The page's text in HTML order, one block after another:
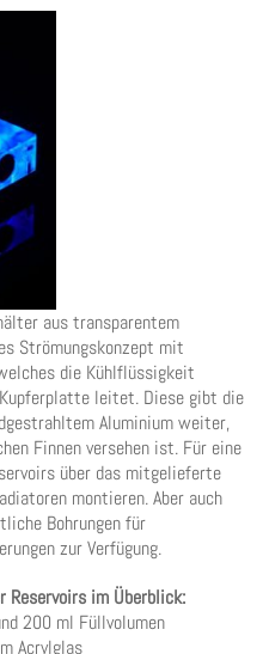
aus transparentem
Strömungskonzept mit
die Kühlflüssigkeit
leitet. Diese gibt die
Aluminium weiter,
Finnen versehen ist. Für eine
über das mitgelieferte
montieren. Aber auch
Bohrungen für
zur Verfügung.
Reservoirs im Überblick:
200 ml Füllvolumen
Acrylglas